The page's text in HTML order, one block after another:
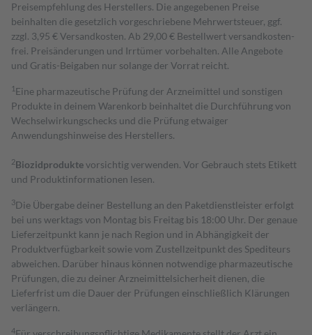
Preisempfehlung des Herstellers. Die angegebenen Preise
beinhalten die gesetzlich vorgeschriebene Mehrwertsteuer, ggf.
zzgl. 3,95 € Versandkosten. Ab 29,00 € Bestell­wert versand­kosten­
frei. Preisänderungen und Irrtümer vorbehalten. Alle Angebote
und Gratis-Beigaben nur solange der Vorrat reicht.
1 Eine pharmazeutische Prüfung der Arzneimittel und sonstigen
Produkte in deinem Warenkorb beinhaltet die Durchführung von
Wechselwirkungschecks und die Prüfung etwaiger
Anwendungshinweise des Herstellers.
2Biozidproduktevorsichtig verwenden. Vor Gebrauch stets Etikett
und Produktinformationen lesen.
3Die Übergabe deiner Bestellung an den Paketdienstleister erfolgt
bei uns werktags von Montag bis Freitag bis 18:00 Uhr. Der genaue
Lieferzeitpunkt kann je nach Region und in Abhängigkeit der
Produktverfügbarkeit sowie vom Zustellzeitpunkt des Spediteurs
abweichen. Darüber hinaus können notwendige pharmazeutische
Prüfungen, die zu deiner Arzneimittelsicherheit dienen, die
Lieferfrist um die Dauer der Prüfungen einschließlich Klärungen
verlängern.
4